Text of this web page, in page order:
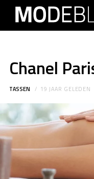
Chanel
TASSEN 19 JAAR GELEDEN